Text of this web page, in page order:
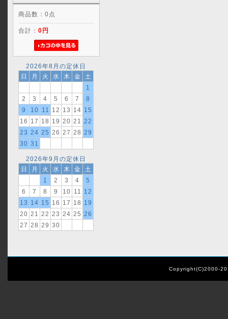
商品数：0点
合計： 0円
2026年8月の定休日
日
月 火 水 木 金
土
1
2
3 4 5 6 7
8
9
10 11 12 13 14 15
16
17 18 19 20 21
22
23
24 25 26 27 28
29
30 31
2026年9月の定休日
日
月 火 水 木 金
土
1
2 3 4
5
6
7 8 9 10 11
12
13
14 15 16 17 18
19
20 21 22 23 24 25
26
27
28 29 30
Copyright(C)2000-